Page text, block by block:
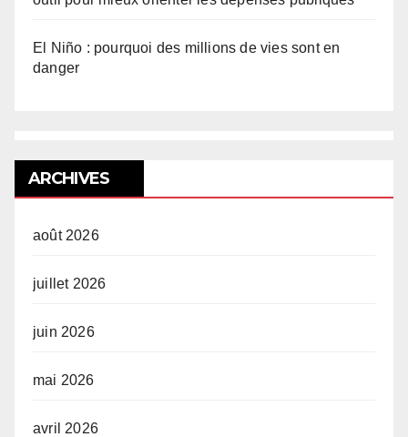
El Niño : pourquoi des millions de vies sont en
danger
ARCHIVES
août 2026
juillet 2026
juin 2026
mai 2026
avril 2026